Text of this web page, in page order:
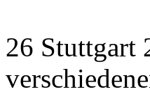
26 Stuttgart